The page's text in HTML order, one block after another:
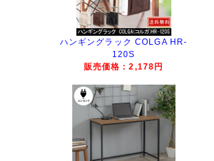
ハンギングラック COLGA HR-
120S
販売価格：2,178円